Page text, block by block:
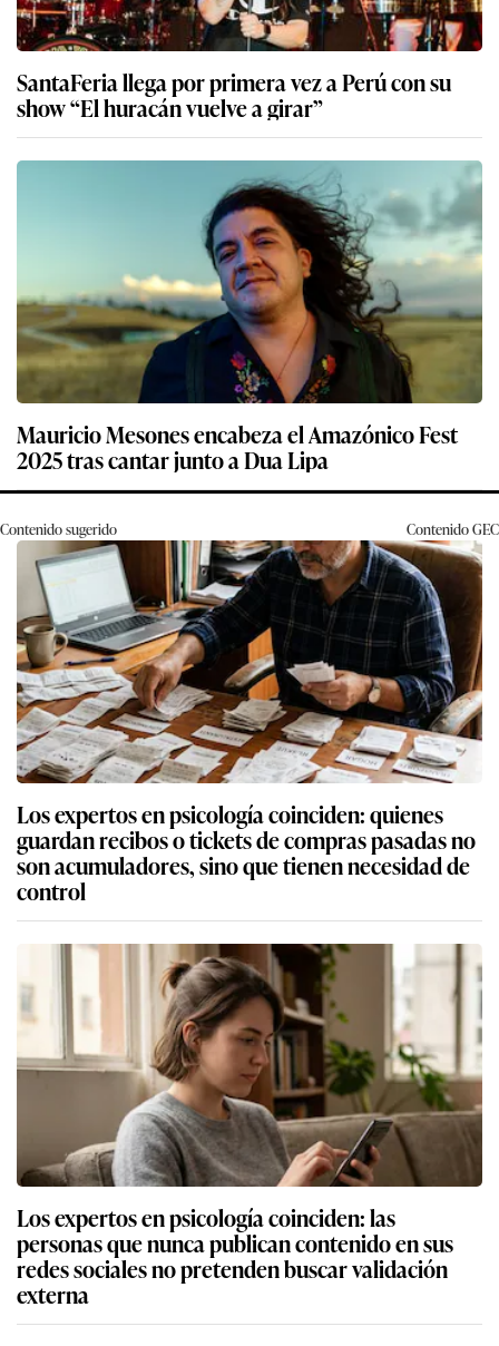
SantaFeria llega por primera vez a Perú con su
show “El huracán vuelve a girar”
Mauricio Mesones encabeza el Amazónico Fest
2025 tras cantar junto a Dua Lipa
Contenido sugerido ContenidoGEC
Los expertos en psicología coinciden: quienes
guardan recibos o tickets de compras pasadas no
son acumuladores, sino que tienen necesidad de
control
Los expertos en psicología coinciden: las
personas que nunca publican contenido en sus
redes sociales no pretenden buscar validación
externa